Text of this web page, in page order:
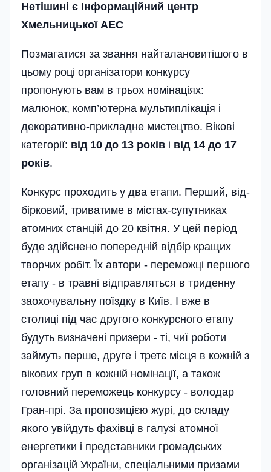
Нетішині є Інформаційний центр
Хмельницької АЕС
Позмагатися за звання найталановитішого в
цьому році організатори конкурсу
пропонують вам в трьох номінаціях:
малюно­к, комп’ю­терна мультиплікація і
декоративно-прикладне мистецтво. Вікові
категорії: від 10 до 13 років і від 14 до 17
років.
Конкурс проходить у два етапи. Перший, від­
бірковий, триватиме в містах-супутниках
атомних станцій до 20 квітня. У цей період
буде здійснено попередній відбір кращих
творчих робіт. Їх автори - переможці першого
етапу - в травні відправляться в триденну
заохочувальну поїздку в Київ. І вже в
столиці під час другого конкурсного етапу
будуть визначені призери - ті, чиї роботи
займуть перше, друге і третє місця в кожній з
вікових груп в кожній номінації, а також
головний переможець конкурсу - володар
Гран-прі. За пропозицією журі, до складу
якого увійдуть фахівці в галузі атомної
енергетики і представники громадських
організацій України, спеціальними призами